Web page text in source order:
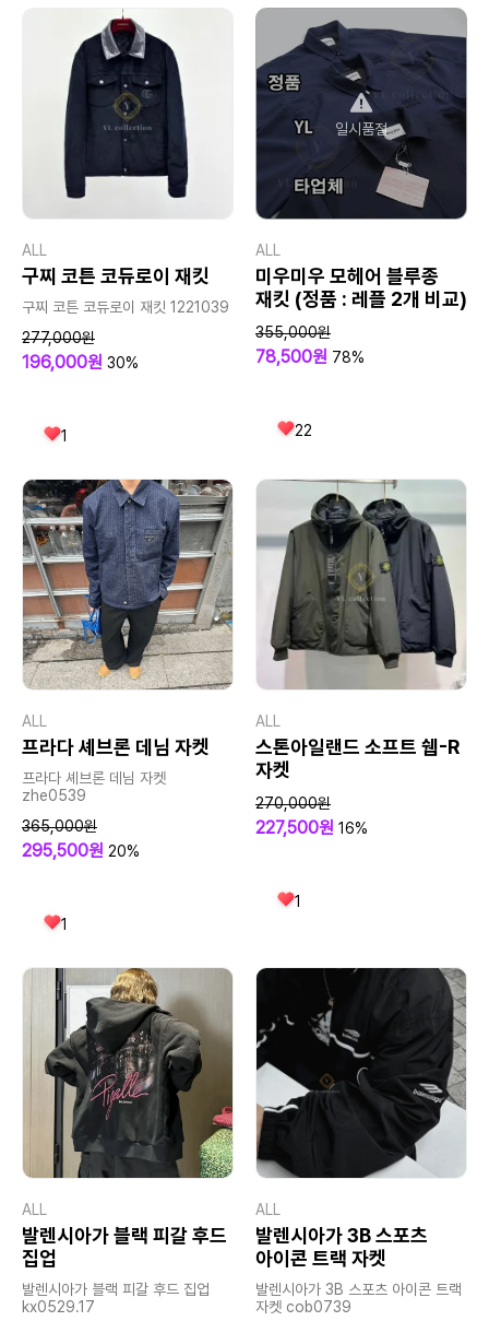
ALL
구찌 코튼 코듀로이 재킷
구찌 코튼 코듀로이 재킷 1221039
277,000원
196,000원 30%
1
일시품절
ALL
미우미우 모헤어 블루종
재킷 (정품 : 레플 2개 비교)
355,000원
78,500원 78%
22
ALL
프라다 셰브론 데님 자켓
프라다 셰브론 데님 자켓
zhe0539
365,000원
295,500원 20%
1
ALL
스톤아일랜드 소프트 쉡-R
자켓
270,000원
227,500원 16%
1
ALL
발렌시아가 블랙 피갈 후드
집업
발렌시아가 블랙 피갈 후드 집업
kx0529.17
ALL
발렌시아가 3B 스포츠
아이콘 트랙 자켓
발렌시아가 3B 스포츠 아이콘 트랙
자켓 cob0739